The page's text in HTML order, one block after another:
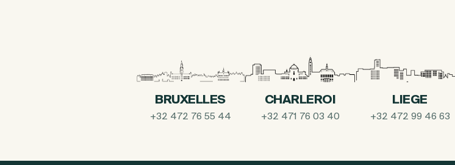
BRUXELLES
+32 472 76 55 44
CHARLEROI
+32 471 76 03 40
LIEGE
+32 472 99 46 63